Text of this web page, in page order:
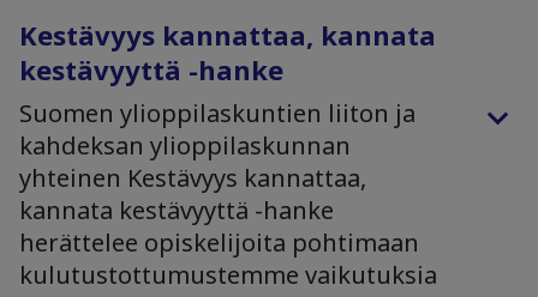
Kestävyys kannattaa, kannata
kestävyyttä -hanke
Suomen ylioppilaskuntien liiton ja
kahdeksan ylioppilaskunnan
yhteinen Kestävyys kannattaa,
kannata kestävyyttä -hanke
herättelee opiskelijoita pohtimaan
kulutustottumustemme vaikutuksia